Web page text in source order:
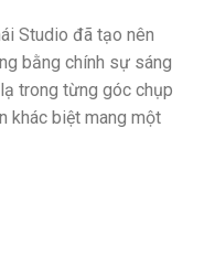
Studio đã tạo nên
bằng chính sự sáng
trong từng góc chụp
khác biệt mang một